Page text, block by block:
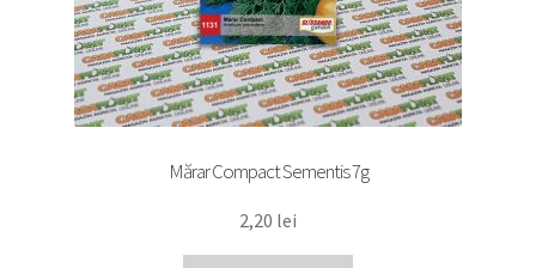
Mărar Compact Sementis 7g
2,20 lei